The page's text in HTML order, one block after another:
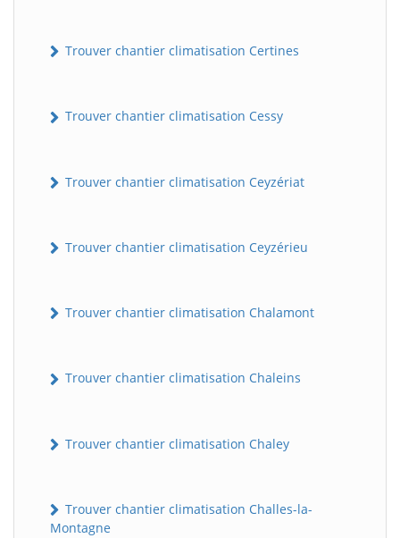
Trouver chantier climatisation Certines
Trouver chantier climatisation Cessy
Trouver chantier climatisation Ceyzériat
Trouver chantier climatisation Ceyzérieu
Trouver chantier climatisation Chalamont
Trouver chantier climatisation Chaleins
Trouver chantier climatisation Chaley
Trouver chantier climatisation Challes-la-
Montagne